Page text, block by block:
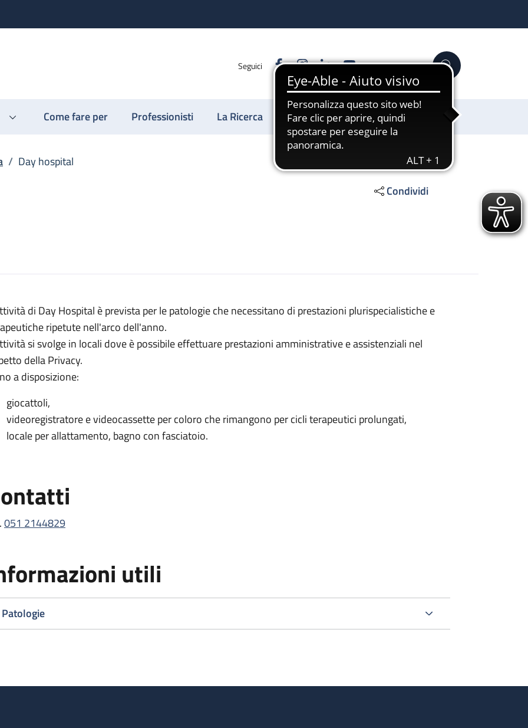
Seguici FacebookInstagram
LinkedinYouTube Cerca
Come fare per Professionisti La Ricerca Sostienici
/ Day hospital
Condividi
di Day Hospital è prevista per le patologie che necessitano di prestazioni plurispecialistiche e
ripetute nell'arco dell'anno.
si svolge in locali dove è possibile effettuare prestazioni amministrative e assistenziali nel
della Privacy.
a disposizione:
giocattoli,
videoregistratore e videocassette per coloro che rimangono per cicli terapeutici prolungati,
locale per allattamento, bagno con fasciatoio.
051 2144829
utili
Patologie